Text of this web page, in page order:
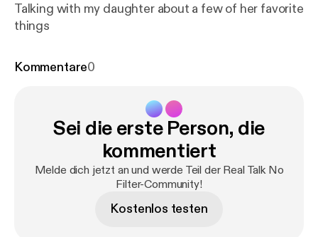
Talking with my daughter about a few of her favorite
things
Kommentare0
Sei die erste Person, die
kommentiert
Melde dich jetzt an und werde Teil der Real Talk No
Filter-Community!
Kostenlos testen